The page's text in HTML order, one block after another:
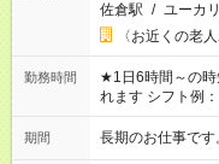
佐倉駅 / ユーカ
〈お近くの老
勤務時間
★1日6時間～の時短シフトOK ★都合
れます シフト例
18：00 11：00～20：00 など ※Wワ
合わせ週40時間
期間 長期のお仕事で